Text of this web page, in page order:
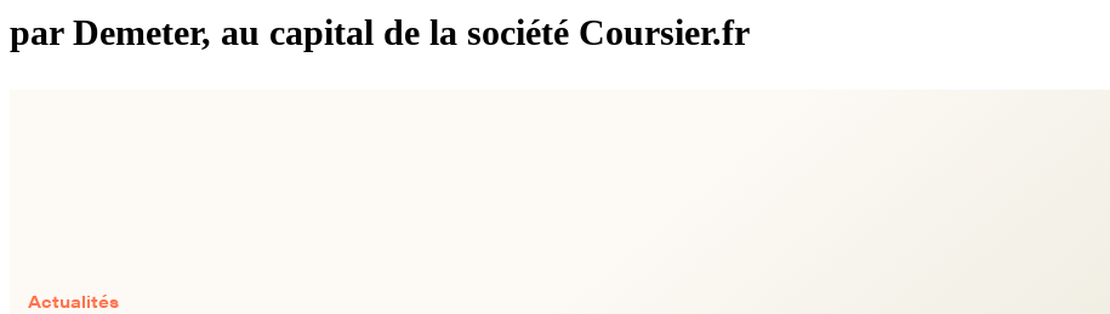
par Demeter, au capital de la société Coursier.fr
Actualités